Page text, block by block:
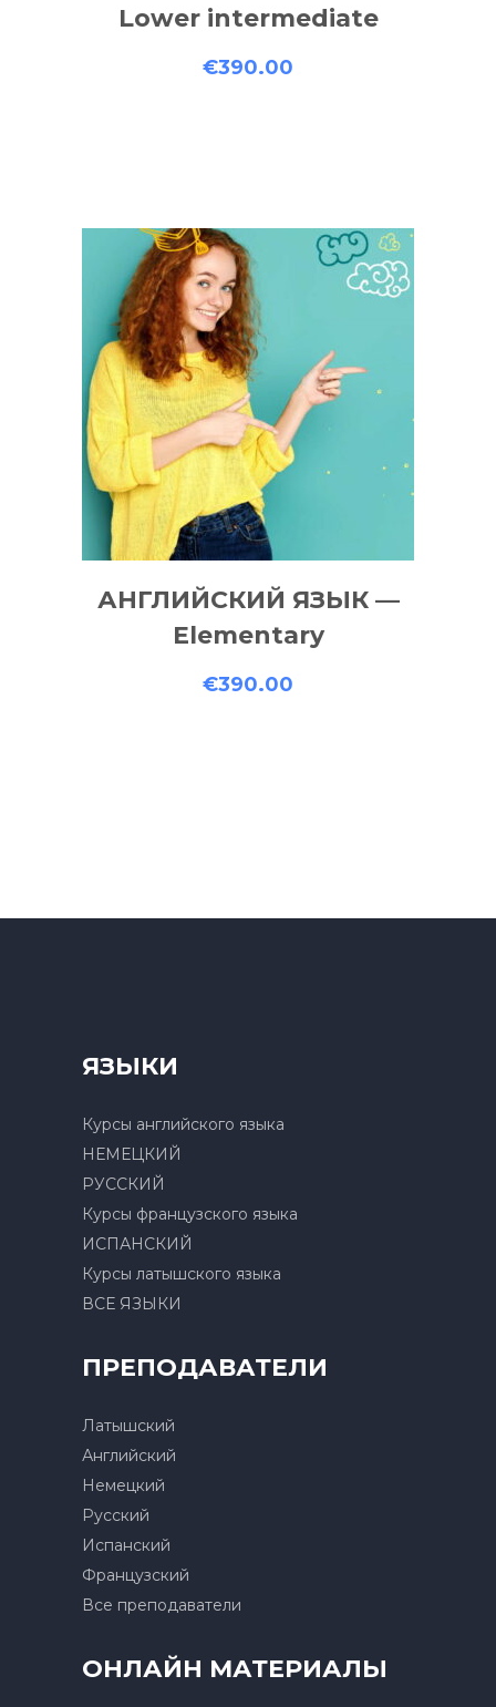
Lower intermediate
€390.00
АНГЛИЙСКИЙ ЯЗЫК —
Elementary
€390.00
ЯЗЫКИ
Курсы английского языка
НЕМЕЦКИЙ
РУССКИЙ
Курсы французского языка
ИСПАНСКИЙ
Курсы латышского языка
ВСЕ ЯЗЫКИ
ПРЕПОДАВАТЕЛИ
Латышский
Английский
Немецкий
Русский
Испанский
Французский
Все преподаватели
ОНЛАЙН МАТЕРИАЛЫ